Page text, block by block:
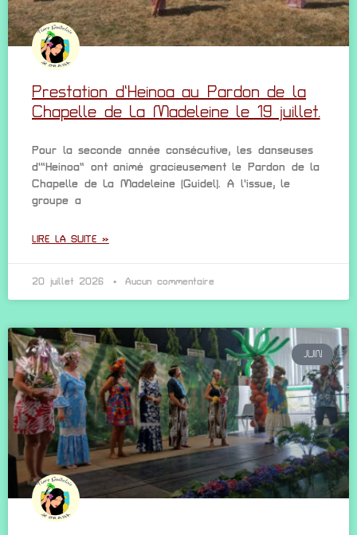
Prestation d’Heinoa au Pardon de la
Chapelle de La Madeleine le 19 juillet.
Pour la seconde année consécutive, les danseuses
d’”Heinoa” ont animé gracieusement le Pardon de la
Chapelle de La Madeleine (Guidel). A l’issue, le
groupe a
LIRE LA SUITE »
20 juillet 2026 Aucun commentaire
JUIN